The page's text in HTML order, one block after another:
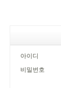
아이디
비밀번호